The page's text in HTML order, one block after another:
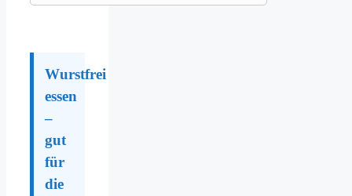
Wurstfrei
essen
–
gut
für
die